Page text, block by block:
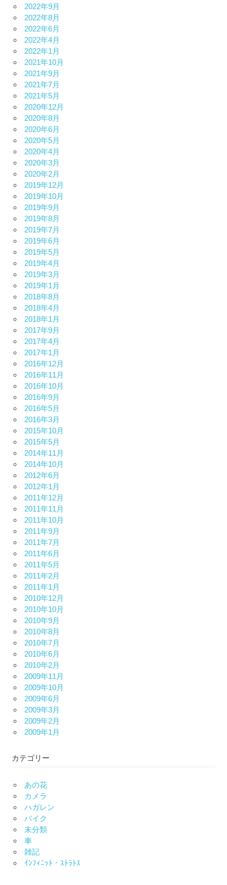
2022年9月
2022年8月
2022年6月
2022年4月
2022年1月
2021年10月
2021年9月
2021年7月
2021年5月
2020年12月
2020年8月
2020年6月
2020年5月
2020年4月
2020年3月
2020年2月
2019年12月
2019年10月
2019年9月
2019年8月
2019年7月
2019年6月
2019年5月
2019年4月
2019年3月
2019年1月
2018年8月
2018年4月
2018年1月
2017年9月
2017年4月
2017年1月
2016年12月
2016年11月
2016年10月
2016年9月
2016年5月
2016年3月
2015年10月
2015年5月
2014年11月
2014年10月
2012年6月
2012年1月
2011年12月
2011年11月
2011年10月
2011年9月
2011年7月
2011年6月
2011年5月
2011年2月
2011年1月
2010年12月
2010年10月
2010年9月
2010年8月
2010年7月
2010年6月
2010年2月
2009年11月
2009年10月
2009年6月
2009年3月
2009年2月
2009年1月
カテゴリー
あの花
カメラ
ハガレン
バイク
未分類
車
雑記
ｲﾝﾌｨﾆｯﾄ・ｽﾄﾗﾄｽ